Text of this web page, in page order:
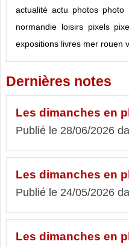
actualité actu photos photo
normandie loisirs pixels
expositions livres mer rouen
Dernières notes
Les dimanches en
Publié le 28/06/2026
Les dimanches en
Publié le 24/05/2026
Les dimanches en